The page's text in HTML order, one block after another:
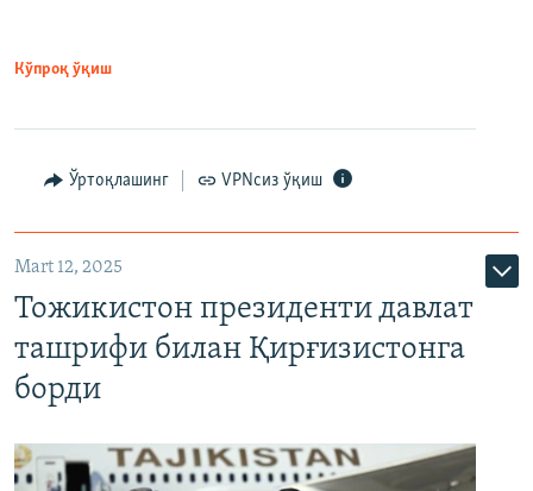
Кўпроқ ўқиш
Ўртоқлашинг VPNсиз ўқиш
Mart 12, 2025
Тожикистон президенти давлат
ташрифи билан Қирғизистонга
борди